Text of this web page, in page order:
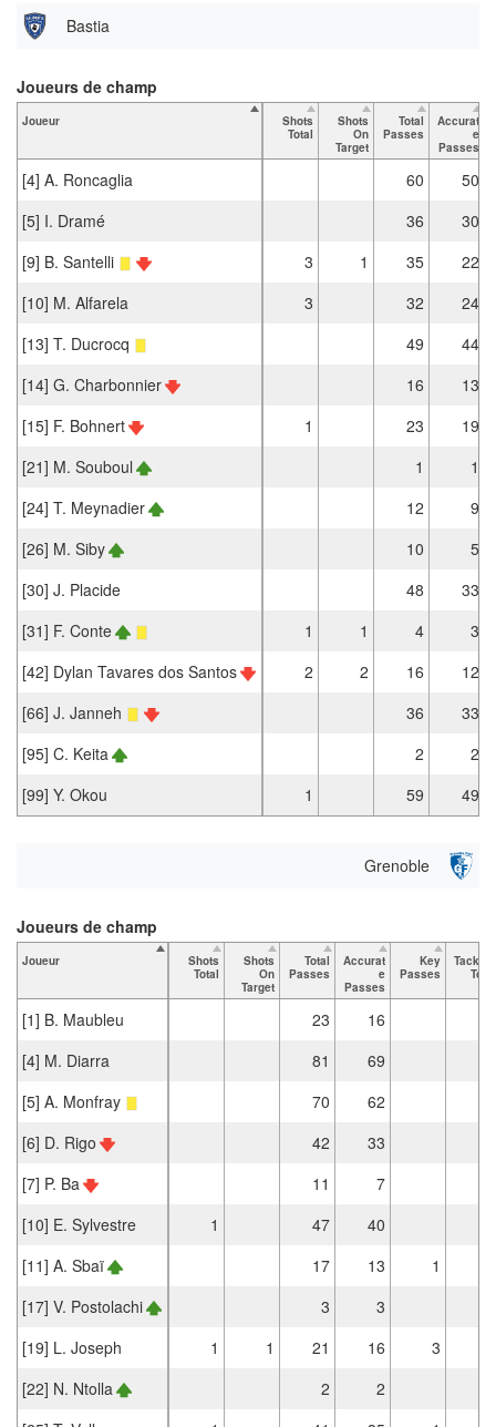
Bastia
Joueur
Shots
Total
Shots
On
Target
Total
Passes
Accurat
e
Passes
[4] A. Roncaglia 60
50
[5] I. Dramé
36
30
[9] B. Santelli
3 1 35
22
[10] M. Alfarela
3 32
24
[13] T. Ducrocq
49
44
[14] G. Charbonnier
16
13
[15] F. Bohnert
1 23
19
[21] M. Souboul
1
1
[24] T. Meynadier
12
9
[26] M. Siby
10
5
[30] J. Placide
48
33
[31] F. Conte
1 1 4
3
[42] Dylan Tavares dos Santos
2 2 16
12
[66] J. Janneh
36
33
[95] C. Keita
2
2
[99] Y. Okou
1 59 49
Joueurs de champ
Grenoble
Joueur
Shots
Total
Shots
On
Target
Total
Passes
Accurat
e
Passes
Key
Passes
Tackles
Total
[1] B. Maubleu 23
16
[4] M. Diarra
81
69
[5] A. Monfray
70
62
[6] D. Rigo
42 33
[7] P. Ba
11
7
[10] E. Sylvestre
1 47
40
[11] A. Sbaï
17 13
1
[17] V. Postolachi
3
3
[19] L. Joseph
1 1 21 16 3
[22] N. Ntolla
2
2
Joueurs de champ